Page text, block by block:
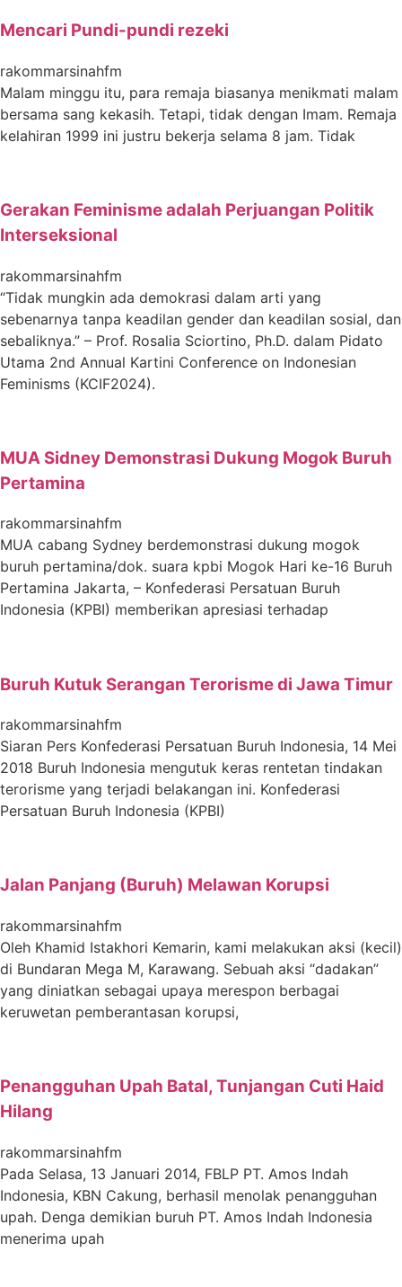
Mencari Pundi-pundi rezeki
rakommarsinahfm
Malam minggu itu, para remaja biasanya menikmati malam
bersama sang kekasih. Tetapi, tidak dengan Imam. Remaja
kelahiran 1999 ini justru bekerja selama 8 jam. Tidak
Gerakan Feminisme adalah Perjuangan Politik
Interseksional
rakommarsinahfm
“Tidak mungkin ada demokrasi dalam arti yang
sebenarnya tanpa keadilan gender dan keadilan sosial, dan
sebaliknya.” – Prof. Rosalia Sciortino, Ph.D. dalam Pidato
Utama 2nd Annual Kartini Conference on Indonesian
Feminisms (KCIF2024).
MUA Sidney Demonstrasi Dukung Mogok Buruh
Pertamina
rakommarsinahfm
MUA cabang Sydney berdemonstrasi dukung mogok
buruh pertamina/dok. suara kpbi Mogok Hari ke-16 Buruh
Pertamina Jakarta, – Konfederasi Persatuan Buruh
Indonesia (KPBI) memberikan apresiasi terhadap
Buruh Kutuk Serangan Terorisme di Jawa Timur
rakommarsinahfm
Siaran Pers Konfederasi Persatuan Buruh Indonesia, 14 Mei
2018 Buruh Indonesia mengutuk keras rentetan tindakan
terorisme yang terjadi belakangan ini. Konfederasi
Persatuan Buruh Indonesia (KPBI)
Jalan Panjang (Buruh) Melawan Korupsi
rakommarsinahfm
Oleh Khamid Istakhori Kemarin, kami melakukan aksi (kecil)
di Bundaran Mega M, Karawang. Sebuah aksi “dadakan”
yang diniatkan sebagai upaya merespon berbagai
keruwetan pemberantasan korupsi,
Penangguhan Upah Batal, Tunjangan Cuti Haid
Hilang
rakommarsinahfm
Pada Selasa, 13 Januari 2014, FBLP PT. Amos Indah
Indonesia, KBN Cakung, berhasil menolak penangguhan
upah. Denga demikian buruh PT. Amos Indah Indonesia
menerima upah